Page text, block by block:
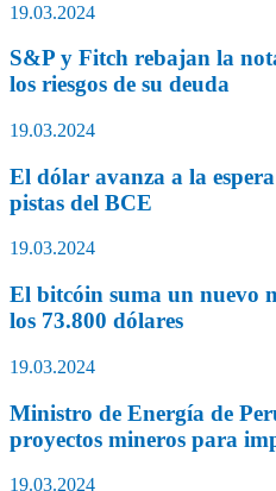
19.03.2024
S&P y Fitch rebajan la
los riesgos de su deuda
19.03.2024
El dólar avanza a la
pistas del BCE
19.03.2024
El bitcóin suma un nuevo
los 73.800 dólares
19.03.2024
Ministro de Energía de
proyectos mineros para
19.03.2024